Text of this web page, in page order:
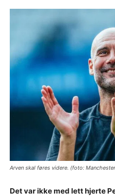
Arven skal føres videre. (foto:
Det var ikke med lett hjerte